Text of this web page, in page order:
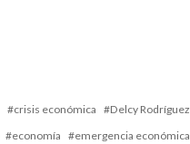
crisis económica
Delcy Rodríguez
economía
emergencia económica